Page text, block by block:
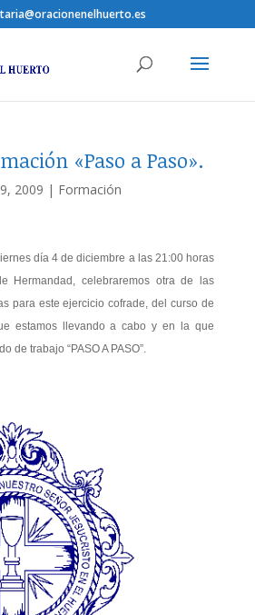
«Paso a Paso».
2009 | Formación
día 4 de diciembre a las 21:00 horas
Hermandad, celebraremos otra de las
para este ejercicio cofrade, del curso de
estamos llevando a cabo y en la que
de trabajo “PASO A PASO”.